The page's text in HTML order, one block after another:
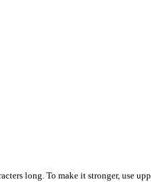
long. To make it stronger, use